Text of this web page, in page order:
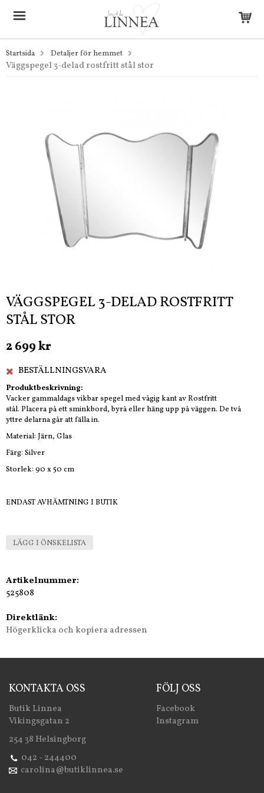
Startsida Detaljer för hemmet
Väggspegel 3-delad rostfritt stål stor
VÄGGSPEGEL 3-DELAD ROSTFRITT
STÅL STOR
2 699 kr
BESTÄLLNINGSVARA
Produktbeskrivning:
Vacker gammaldags vikbar spegel med vågig kant av Rostfritt
stål. Placera på ett sminkbord, byrå eller häng upp på väggen. De två
yttre delarna går att fälla in.
Material: Järn, Glas
Färg: Silver
Storlek: 90 x 50 cm
ENDAST AVHÄMTNING I BUTIK
LÄGG I ÖNSKELISTA
Artikelnummer:
525808
Direktlänk:
Högerklicka och kopiera adressen
KONTAKTA OSS
Butik Linnea
Vikingsgatan 2
254 38 Helsingborg
042 - 244400
carolina@butiklinnea.se
FÖLJ OSS
Facebook
Instagram